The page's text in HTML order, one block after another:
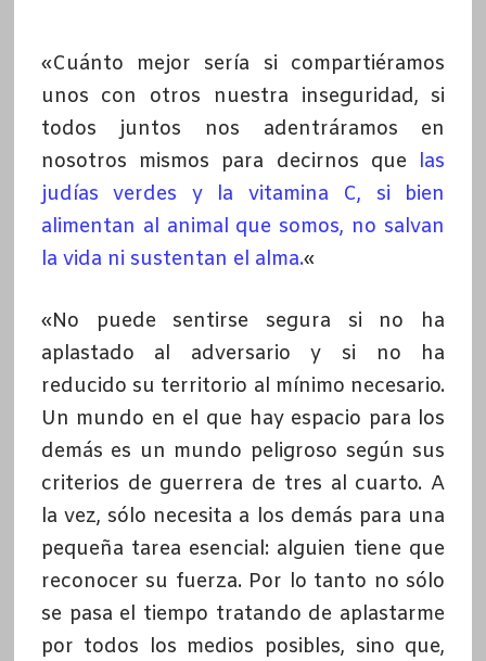
«Cuánto mejor sería si compartiéramos
unos con otros nuestra inseguridad, si
todos juntos nos adentráramos en
nosotros mismos para decirnos que las
judías verdes y la vitamina C, si bien
alimentan al animal que somos, no salvan
la vida ni sustentan el alma.«
«No puede sentirse segura si no ha
aplastado al adversario y si no ha
reducido su territorio al mínimo necesario.
Un mundo en el que hay espacio para los
demás es un mundo peligroso según sus
criterios de guerrera de tres al cuarto. A
la vez, sólo necesita a los demás para una
pequeña tarea esencial: alguien tiene que
reconocer su fuerza. Por lo tanto no sólo
se pasa el tiempo tratando de aplastarme
por todos los medios posibles, sino que,